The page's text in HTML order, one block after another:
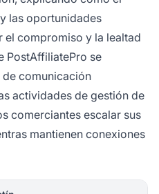
las oportunidades
el compromiso y la lealtad
PostAffiliatePro se
comunicación
actividades de gestión de
comerciantes escalar sus
mantienen conexiones